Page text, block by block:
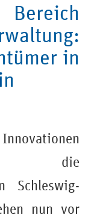
Bereich
in
die
Schleswig-
nun vor